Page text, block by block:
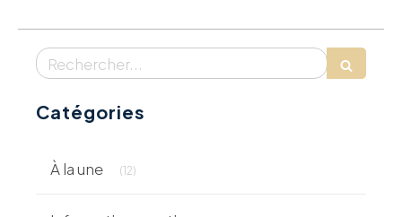
Rechercher
Catégories
À la une (12)